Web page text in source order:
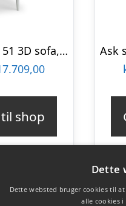
Ask sæt 51 3D sofa, m. chaiselong – sort semianilin læder og børstet aluminium
shop
Dette
Dette websted bruger cookies til
alle cookies